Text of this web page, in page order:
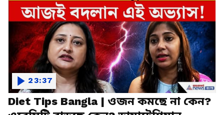
Diet Tips Bangla | ওজন কমছে না কেন?
23:37